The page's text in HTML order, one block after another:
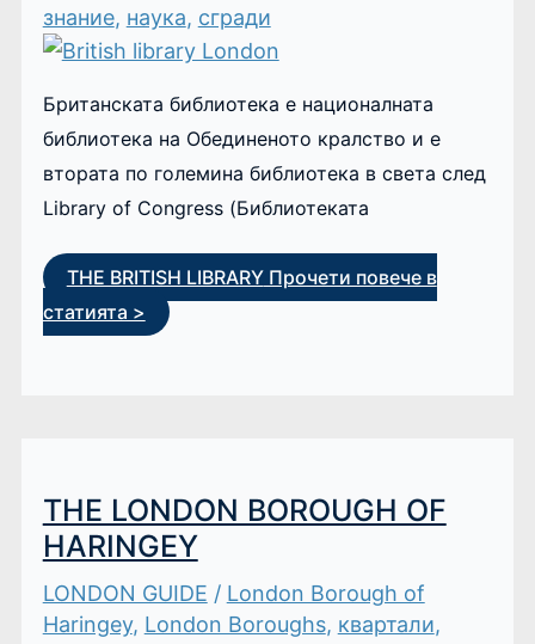
знание, наука, сгради
Британската библиотека е националната
библиотека на Обединеното кралство и е
втората по големина библиотека в света след
Library of Congress (Библиотеката
THE BRITISH LIBRARYПрочети повече в
статията >
THE LONDON BOROUGH OF
HARINGEY
LONDON GUIDE / London Borough of
Haringey, London Boroughs, квартали,